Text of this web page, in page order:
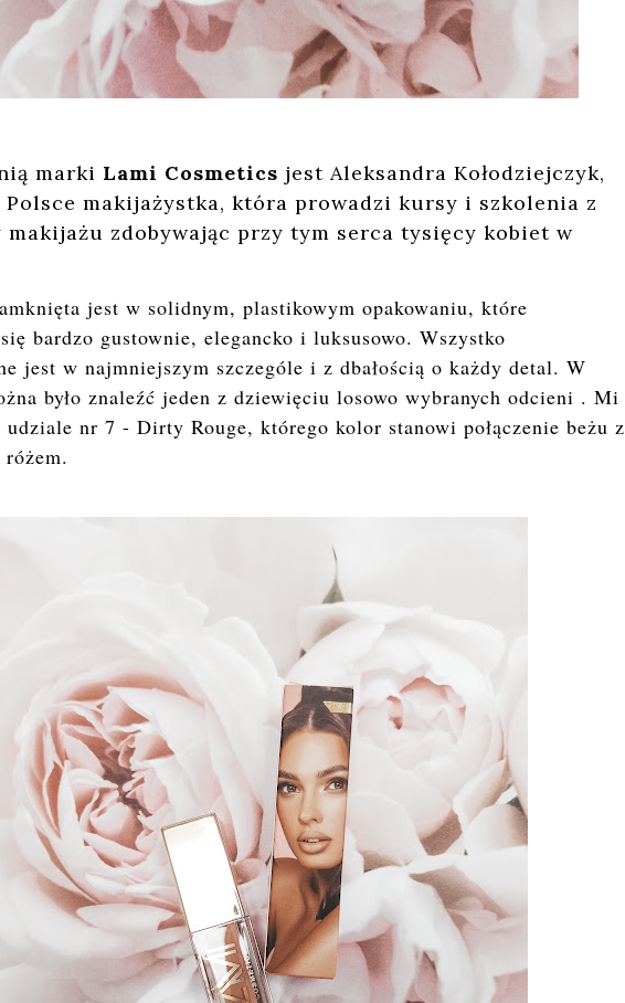
marki Lami Cosmetics jest Aleksandra Kołodziejczyk,
Polsce makijażystka, która prowadzi kursy i szkolenia z
makijażu zdobywając przy tym serca tysięcy kobiet w
jest w solidnym, plastikowym opakowaniu, które
bardzo gustownie, elegancko i luksusowo. Wszystko
jest w najmniejszym szczególe i z dbałością o każdy detal. W
było znaleźć jeden z dziewięciu losowo wybranych odcieni . Mi
udziale nr 7 - Dirty Rouge, którego kolor stanowi połączenie beżu z